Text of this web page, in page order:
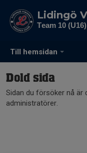
Till hemsidan
Lidingö
Team 10 (U16)
Dold sida
Sidan du försöker nå är
administratörer.